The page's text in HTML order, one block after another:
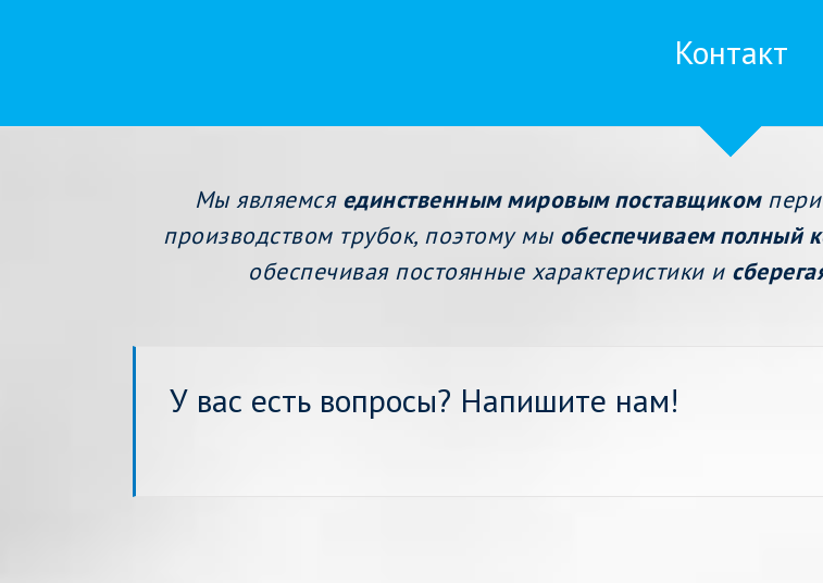
Контакт
Мы являемся единственным мировым поставщиком
производством трубок, поэтому мы обеспечиваем полный
обеспечивая постоянные характеристики и
У вас есть вопросы? Напишите нам!